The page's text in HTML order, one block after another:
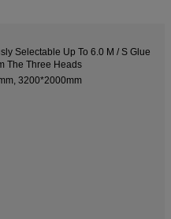
Selectable Up To 6.0 M / S Glue
The Three Heads
3200*2000mm